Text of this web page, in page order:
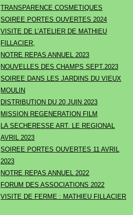
TRANSPARENCE COSMETIQUES
SOIREE PORTES OUVERTES 2024
VISITE DE L’ATELIER DE MATHIEU
FILLACIER,
NOTRE REPAS ANNUEL 2023
NOUVELLES DES CHAMPS SEPT.2023
SOIREE DANS LES JARDINS DU VIEUX
MOULIN
DISTRIBUTION DU 20 JUIN 2023
MISSION REGENERATION FILM
LA SECHERESSE ART. LE REGIONAL
AVRIL 2023
SOIREE PORTES OUVERTES 11 AVRIL
2023
NOTRE REPAS ANNUEL 2022
FORUM DES ASSOCIATIONS 2022
VISITE DE FERME : MATHIEU FILLACIER